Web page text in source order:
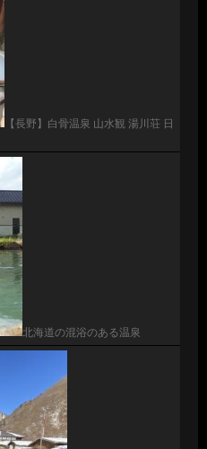
【長野】白骨温泉 山水観 湯川荘 日
北海道の混浴のある温泉